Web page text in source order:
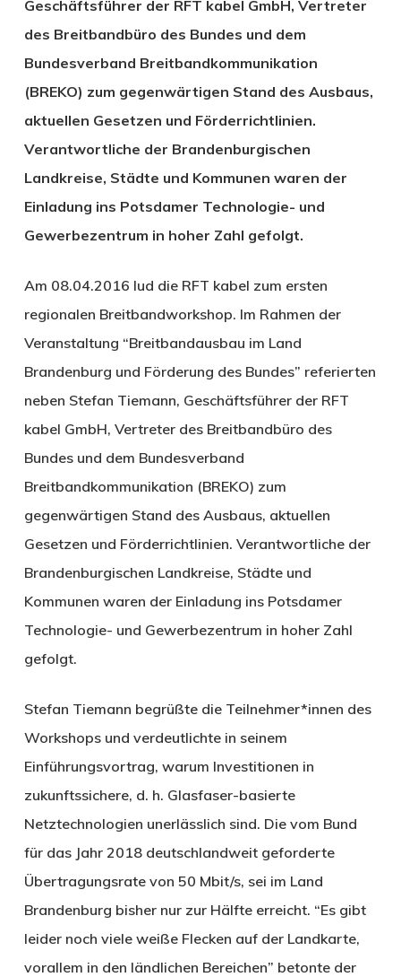
Geschäftsführer der RFT kabel GmbH, Vertreter
des Breitbandbüro des Bundes und dem
Bundesverband Breitbandkommunikation
(BREKO) zum gegenwärtigen Stand des Ausbaus,
aktuellen Gesetzen und Förderrichtlinien.
Verantwortliche der Brandenburgischen
Landkreise, Städte und Kommunen waren der
Einladung ins Potsdamer Technologie- und
Gewerbezentrum in hoher Zahl gefolgt.
Am 08.04.2016 lud die RFT kabel zum ersten
regionalen Breitbandworkshop. Im Rahmen der
Veranstaltung “Breitbandausbau im Land
Brandenburg und Förderung des Bundes” referierten
neben Stefan Tiemann, Geschäftsführer der RFT
kabel GmbH, Vertreter des Breitbandbüro des
Bundes und dem Bundesverband
Breitbandkommunikation (BREKO) zum
gegenwärtigen Stand des Ausbaus, aktuellen
Gesetzen und Förderrichtlinien. Verantwortliche der
Brandenburgischen Landkreise, Städte und
Kommunen waren der Einladung ins Potsdamer
Technologie- und Gewerbezentrum in hoher Zahl
gefolgt.
Stefan Tiemann begrüßte die Teilnehmer*innen des
Workshops und verdeutlichte in seinem
Einführungsvortrag, warum Investitionen in
zukunftssichere, d. h. Glasfaser-basierte
Netztechnologien unerlässlich sind. Die vom Bund
für das Jahr 2018 deutschlandweit geforderte
Übertragungsrate von 50 Mbit/s, sei im Land
Brandenburg bisher nur zur Hälfte erreicht. “Es gibt
leider noch viele weiße Flecken auf der Landkarte,
vorallem in den ländlichen Bereichen” betonte der